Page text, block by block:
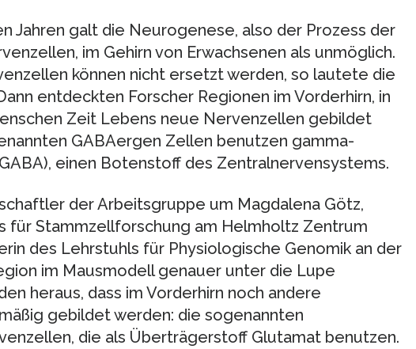
Jahren galt die Neurogenese, also der Prozess der
im Gehirn von Erwachsenen als unmöglich.
können nicht ersetzt werden, so lautete die
entdeckten Forscher Regionen im Vorderhirn, in
Zeit Lebens neue Nervenzellen gebildet
GABAergen Zellen benutzen gamma-
einen Botenstoff des Zentralnervensystems.
der Arbeitsgruppe um Magdalena Götz,
für Stammzellforschung am Helmholtz Zentrum
des Lehrstuhls für Physiologische Genomik an der
im Mausmodell genauer unter die Lupe
heraus, dass im Vorderhirn noch andere
gebildet werden: die sogenannten
die als Überträgerstoff Glutamat benutzen.